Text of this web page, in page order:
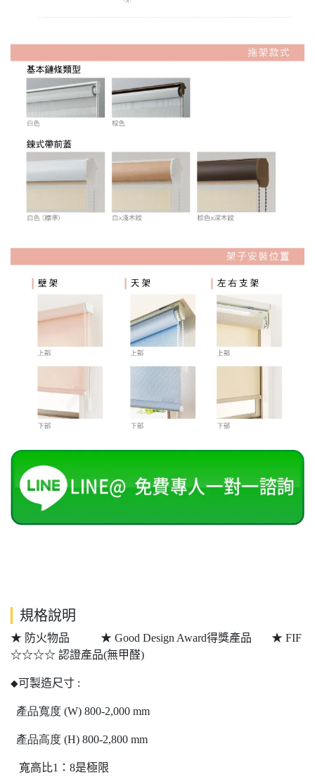
規格說明
★ 防火物品 ★ Good Design Award得獎產品 ★ FIF
☆☆☆☆ 認證產品(無甲醛)
◆可製造尺寸 :
產品寬度 (W) 800-2,000 mm
產品高度 (H) 800-2,800 mm
寬高比1 ： 8是極限